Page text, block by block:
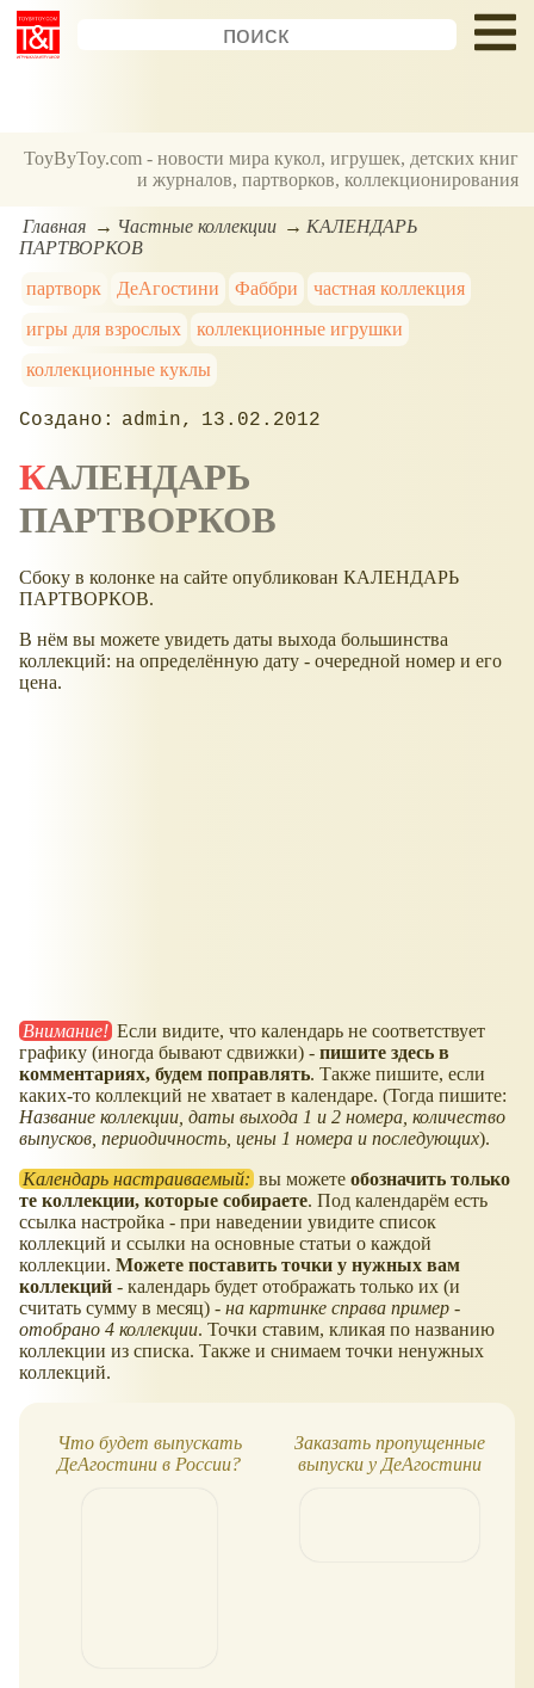
ToyByToy.com - новости мира кукол, игрушек, детских книг
и журналов, партворков, коллекционирования
Главная Частные коллекции
КАЛЕНДАРЬ
ПАРТВОРКОВ
партворк
ДеАгостини Фаббри
частная коллекция
игры для взрослых
коллекционные игрушки
коллекционные куклы
admin 13.02.2012
КАЛЕНДАРЬ
ПАРТВОРКОВ
Сбоку в колонке на сайте опубликован КАЛЕНДАРЬ
ПАРТВОРКОВ.
В нём вы можете увидеть даты выхода большинства
коллекций: на определённую дату - очередной номер и его
цена.
Внимание! Если видите, что календарь не соответствует
графику (иногда бывают сдвижки) - пишите здесь в
комментариях, будем поправлять. Также пишите, если
каких-то коллекций не хватает в календаре. (Тогда пишите:
Название коллекции, даты выхода 1 и 2 номера, количество
выпусков, периодичность, цены 1 номера и последующих).
Календарь настраиваемый: вы можете обозначить только
те коллекции, которые собираете. Под календарём есть
ссылка настройка - при наведении увидите список
коллекций и ссылки на основные статьи о каждой
коллекции. Можете поставить точки у нужных вам
коллекций - календарь будет отображать только их (и
считать сумму в месяц) - на картинке справа пример -
отобрано 4 коллекции. Точки ставим, кликая по названию
коллекции из списка. Также и снимаем точки ненужных
коллекций.
Что будет выпускать
ДеАгостини в России?
Заказать пропущенные
выпуски у ДеАгостини